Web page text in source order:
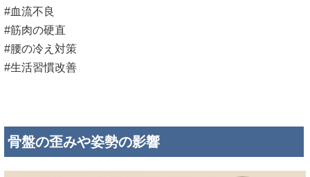
#血流不良
#筋肉の硬直
#腰の冷え対策
#生活習慣改善
骨盤の歪みや姿勢の影響